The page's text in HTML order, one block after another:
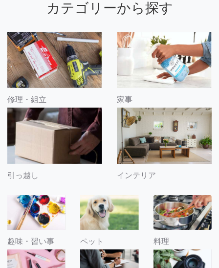
カテゴリーから探す
修理・組立 家事
引っ越し インテリア
趣味・習い事 ペット 料理